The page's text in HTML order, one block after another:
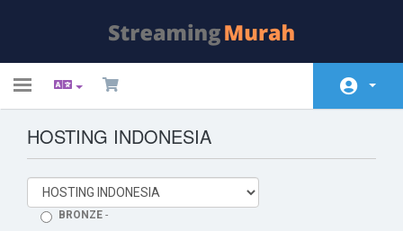
Toggle
Área do Cliente
Anúncios
HOSTING INDONESIA
BRONZE -